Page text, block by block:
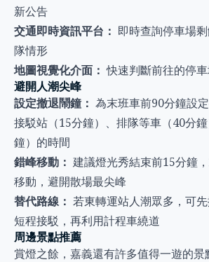
新公告
交通即時資訊平台： 即時查詢停車場
隊情形
地圖視覺化介面： 快速判斷前往的停
避開人潮尖峰
設定撤退鬧鐘： 為末班車前90分鐘設
接駁站（15分鐘）、排隊等車（40分
鐘）的時間
錯峰移動： 建議燈光秀結束前15分鐘
移動，避開散場最尖峰
替代路線： 若東轉運站人潮眾多，可
短程接駁，再利用計程車繞道
周邊景點推薦
賞燈之餘，嘉義還有許多值得一遊的